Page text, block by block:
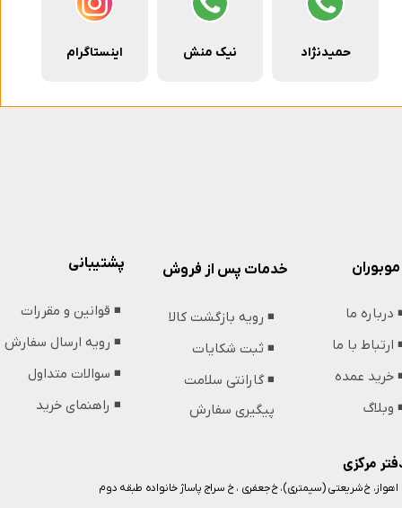
حمیدنژاد نیک منش اینستاگرام
مرکزی
اهواز، خ شریعتی (سیمتری)، خ جعفری ، خ سراج پاساژ خانواده طبقه دوم
پشتیبانی
◾️ قوانین و مقررات
◾️ رویه ارسال سفارش
◾️ سوالات متداول
◾️ راهنمای خرید
موبوران
درباره ما
ارتباط با ما
خرید عمده
وبلاگ
خدمات پس از فروش
◾️ رویه بازگشت کالا
◾️ ثبت شکایات
◾️ گارانتی سلامت
پیگیری سفارش